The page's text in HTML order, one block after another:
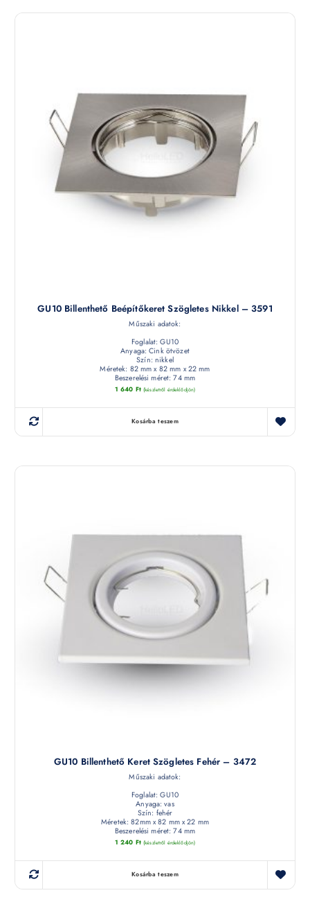
GU10 Billenthető Beépítőkeret Szögletes Nikkel – 3591
Műszaki adatok:
Foglalat: GU10
Anyaga: Cink ötvözet
Szín: nikkel
Méretek: 82 mm x 82 mm x 22 mm
Beszerelési méret: 74 mm
1 640 Ft (készletről érdeklődjön)
Kosárba teszem
GU10 Billenthető Keret Szögletes Fehér – 3472
Műszaki adatok:
Foglalat: GU10
Anyaga: vas
Szín: fehér
Méretek: 82mm x 82 mm x 22 mm
Beszerelési méret: 74 mm
1 240 Ft (készletről érdeklődjön)
Kosárba teszem